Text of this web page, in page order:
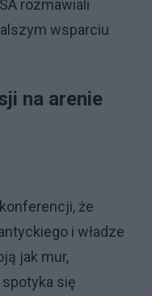
rozmawiali
wsparciu
na arenie
że
i władze
jak mur,
się